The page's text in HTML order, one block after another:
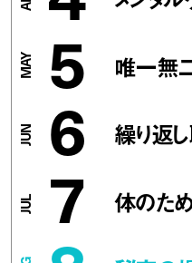
5 唯一無
6 繰り返
7 体のた